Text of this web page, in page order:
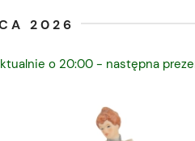
2026
o 20:00 - następna